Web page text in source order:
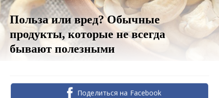
Польза или вред? Обычные
продукты, которые не всегда
бывают полезными
Поделиться на Facebook